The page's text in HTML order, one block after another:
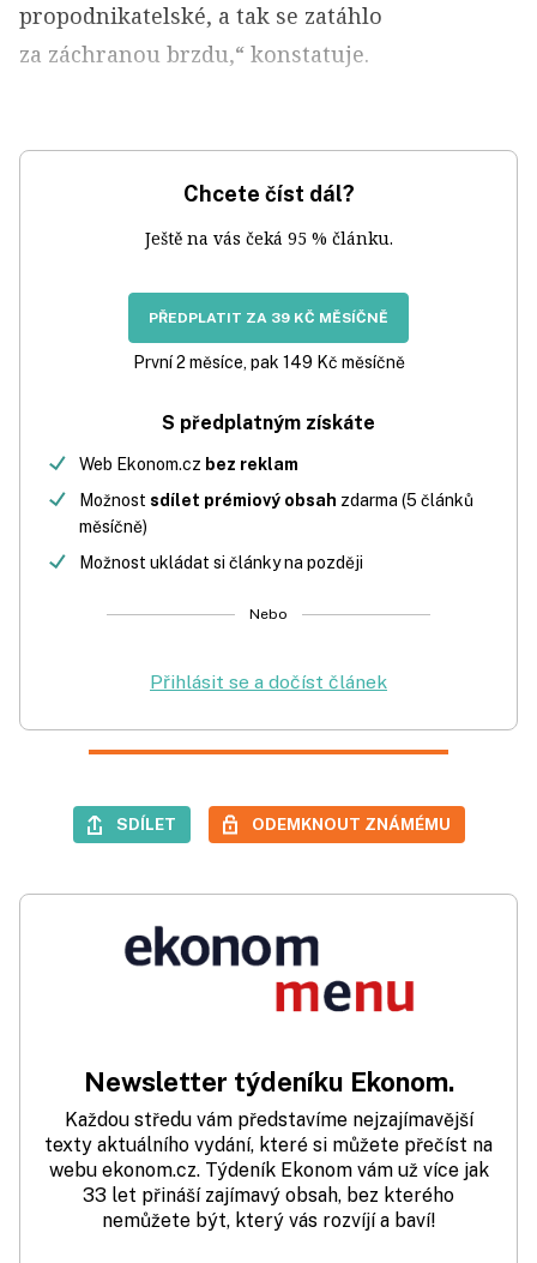
propodnikatelské, a tak se zatáhlo
za záchranou brzdu,“ konstatuje.
Chcete číst dál?
Ještě na vás čeká 95 % článku.
PŘEDPLATIT ZA 39 KČ MĚSÍČNĚ
První 2 měsíce, pak 149 Kč měsíčně
S předplatným získáte
Web Ekonom.cz bez reklam
Možnost sdílet prémiový obsah zdarma (5 článků
měsíčně)
Možnost ukládat si články na později
Nebo
Přihlásit se a dočíst článek
SDÍLET ODEMKNOUT ZNÁMÉMU
Newsletter týdeníku Ekonom.
Každou středu vám představíme nejzajímavější
texty aktuálního vydání, které si můžete přečíst na
webu ekonom.cz. Týdeník Ekonom vám už více jak
33 let přináší zajímavý obsah, bez kterého
nemůžete být, který vás rozvíjí a baví!